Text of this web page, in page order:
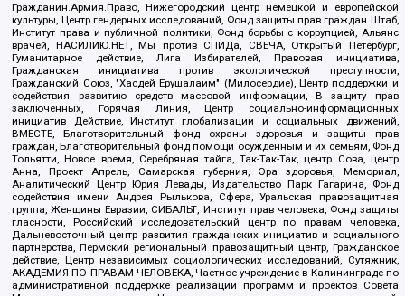
Гражданин.Армия.Право, Нижегородский центр немецкой и европейской
культуры, Центр гендерных исследований, Фонд защиты прав граждан Штаб,
Институт права и публичной политики, Фонд борьбы с коррупцией, Альянс
врачей, НАСИЛИЮ.НЕТ, Мы против СПИДа, СВЕЧА, Открытый Петербург,
Гуманитарное действие, Лига Избирателей, Правовая инициатива,
Гражданская инициатива против экологической преступности,
Гражданский Союз, "Хасдей Ерушалаим" (Милосердие), Центр поддержки и
содействия развитию средств массовой информации, В защиту прав
заключенных, Горячая Линия, Центр социально-информационных
инициатив Действие, Институт глобализации и социальных движений,
ВМЕСТЕ, Благотворительный фонд охраны здоровья и защиты прав
граждан, Благотворительный фонд помощи осужденным и их семьям, Фонд
Тольятти, Новое время, Серебряная тайга, Так-Так-Так, центр Сова, центр
Анна, Проект Апрель, Самарская губерния, Эра здоровья, Мемориал,
Аналитический Центр Юрия Левады, Издательство Парк Гагарина, Фонд
содействия имени Андрея Рылькова, Сфера, Уральская правозащитная
группа, Женщины Евразии, СИБАЛЬТ, Институт прав человека, Фонд защиты
гласности, Российский исследовательский центр по правам человека,
Дальневосточный центр развития гражданских инициатив и социального
партнерства, Пермский региональный правозащитный центр, Гражданское
действие, Центр независимых социологических исследований, Сутяжник,
АКАДЕМИЯ ПО ПРАВАМ ЧЕЛОВЕКА, Частное учреждение в Калининграде по
административной поддержке реализации программ и проектов Совета